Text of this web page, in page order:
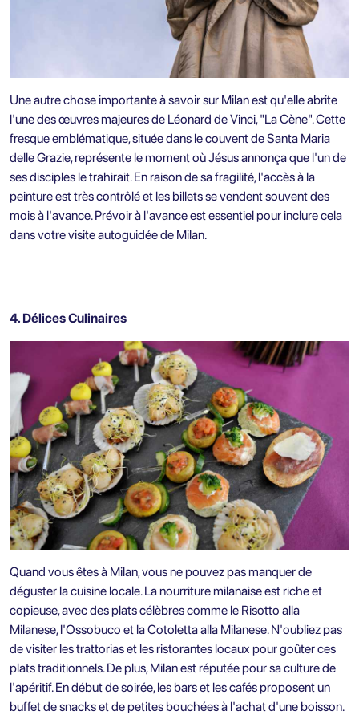
Une autre chose importante à savoir sur Milan est qu'elle abrite
l'une des œuvres majeures de Léonard de Vinci, "La Cène". Cette
fresque emblématique, située dans le couvent de Santa Maria
delle Grazie, représente le moment où Jésus annonça que l'un de
ses disciples le trahirait. En raison de sa fragilité, l'accès à la
peinture est très contrôlé et les billets se vendent souvent des
mois à l'avance. Prévoir à l'avance est essentiel pour inclure cela
dans votre visite autoguidée de Milan.
4. Délices Culinaires
Quand vous êtes à Milan, vous ne pouvez pas manquer de
déguster la cuisine locale. La nourriture milanaise est riche et
copieuse, avec des plats célèbres comme le Risotto alla
Milanese, l'Ossobuco et la Cotoletta alla Milanese. N'oubliez pas
de visiter les trattorias et les ristorantes locaux pour goûter ces
plats traditionnels. De plus, Milan est réputée pour sa culture de
l'apéritif. En début de soirée, les bars et les cafés proposent un
buffet de snacks et de petites bouchées à l'achat d'une boisson.